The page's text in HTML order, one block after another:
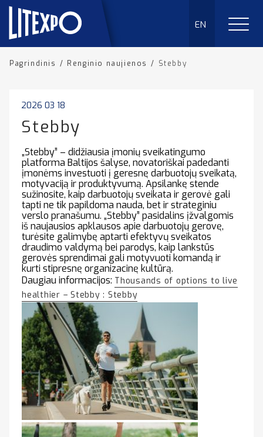
EN
Pagrindinis / Renginio naujienos / Stebby
2026 03 18
Stebby
„Stebby” – didžiausia įmonių sveikatingumo
platforma Baltijos šalyse, novatoriškai padedanti
įmonėms investuoti į geresnę darbuotojų sveikatą,
motyvaciją ir produktyvumą. Apsilankę stende
sužinosite, kaip darbuotojų sveikata ir gerovė gali
tapti ne tik papildoma nauda, bet ir strateginiu
verslo pranašumu. „Stebby” pasidalins įžvalgomis
iš naujausios apklausos apie darbuotojų gerovę,
turėsite galimybę aptarti efektyvų sveikatos
draudimo valdymą bei parodys, kaip lankstūs
gerovės sprendimai gali motyvuoti komandą ir
kurti stipresnę organizacinę kultūrą.
Daugiau informacijos: Thousands of options to live
healthier – Stebby : Stebby